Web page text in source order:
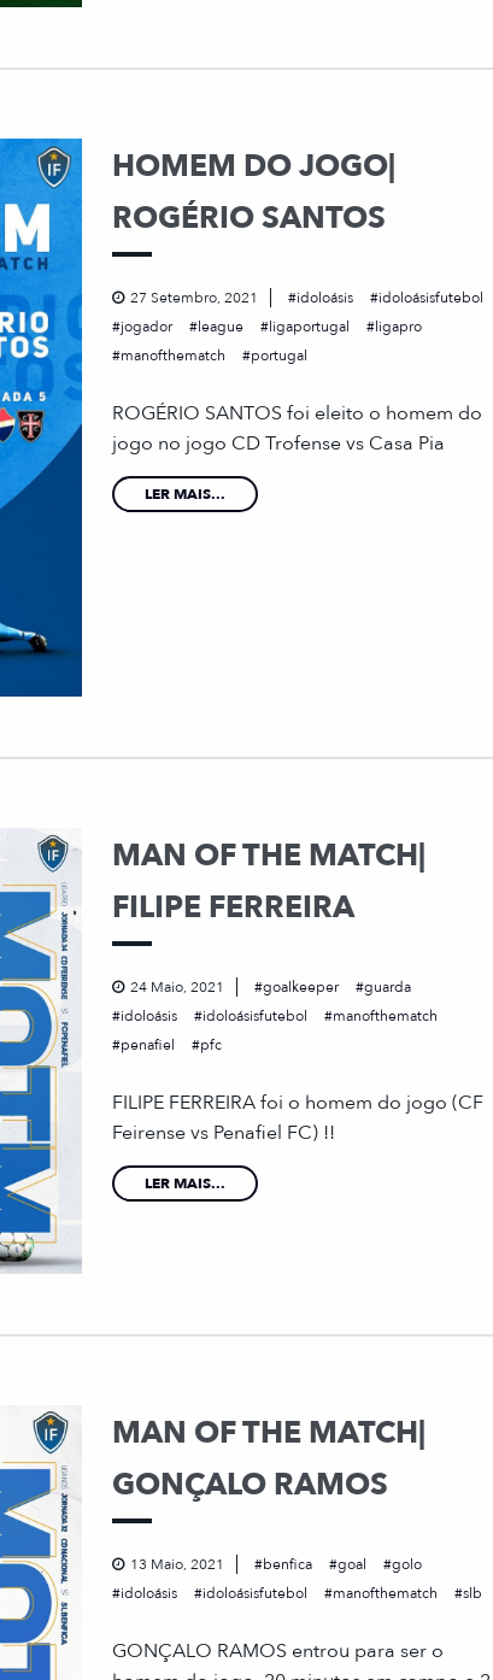
HOMEM DO JOGO|
ROGÉRIO SANTOS
27 Setembro, 2021 idoloásis
idoloásisfutebol
jogador
league ligaportugal
ligapro
manofthematch
portugal
ROGÉRIO SANTOS foi eleito o homem do
jogo no jogo CD Trofense vs Casa Pia
LER MAIS...
MAN OF THE MATCH|
FILIPE FERREIRA
24 Maio, 2021 goalkeeper
guarda
idoloásis
idoloásisfutebol
manofthematch
penafiel
pfc
FILIPE FERREIRA foi o homem do jogo (CF
Feirense vs Penafiel FC) !!
LER MAIS...
MAN OF THE MATCH|
GONÇALO RAMOS
13 Maio, 2021 benfica goal
golo
idoloásis
idoloásisfutebol manofthematch slb
GONÇALO RAMOS entrou para ser o